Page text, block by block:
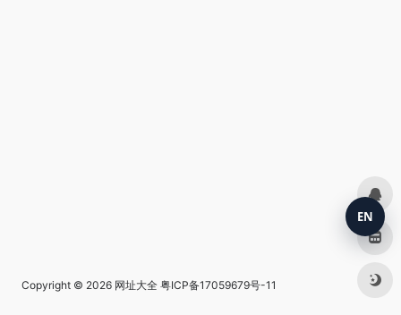
Copyright © 2026 网址大全 粤ICP备17059679号-11
EN